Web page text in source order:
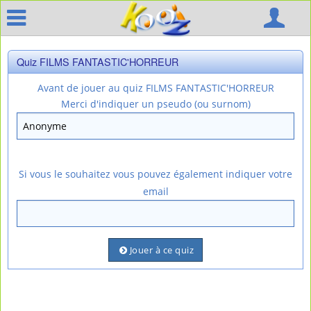
Quiz FILMS FANTASTIC'HORREUR
Avant de jouer au quiz FILMS FANTASTIC'HORREUR
Merci d'indiquer un pseudo (ou surnom)
Si vous le souhaitez vous pouvez également indiquer votre
email
Jouer à ce quiz